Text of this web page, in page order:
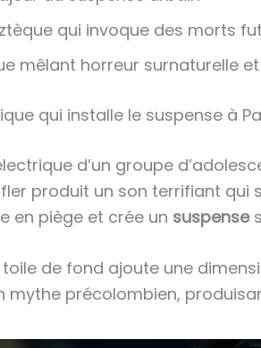
qui invoque des morts
mêlant horreur surnaturelle
qui installe le suspense à
d’un groupe
produit un son terrifiant qui
en piège et crée un suspense
de fond ajoute une
mythe précolombien,